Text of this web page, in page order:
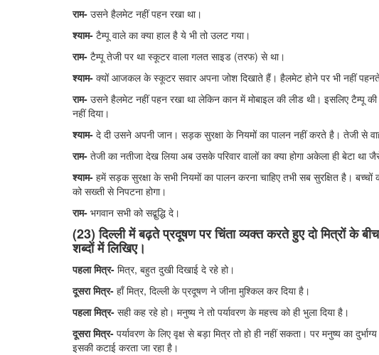
राम- उसने हैलमेट नहीं पहन रखा था।
श्याम- टैम्पू वाले का क्या हाल है ये भी तो उलट गया।
राम- टैम्पू तेजी पर था स्कूटर वाला गलत साइड (तरफ) से था।
श्याम- क्यों आजकल के स्कूटर सवार अपना जोश दिखाते हैं। हैलमेट होने पर भी नहीं
राम- उसने हैलमेट नहीं पहन रखा था लेकिन कान में मोबाइल की लीड थी। इसलिए टैम्पू
नहीं दिया।
श्याम- दे दी उसने अपनी जान। सड़क सुरक्षा के नियमों का पालन नहीं करते है। तेजी से
राम- तेजी का नतीजा देख लिया अब उसके परिवार वालों का क्या होगा अकेला ही बेटा था
श्याम- हमें सड़क सुरक्षा के सभी नियमों का पालन करना चाहिए तभी सब सुरक्षित है। बच्चों
को सख्ती से निपटना होगा।
राम- भगवान सभी को सद्बुद्धि दे।
(23) दिल्ली में बढ़ते प्रदूषण पर चिंता व्यक्त करते हुए दो मित्रों के
शब्दों में लिखिए।
पहला मित्र- मित्र, बहुत दुखी दिखाई दे रहे हो।
दूसरा मित्र- हाँ मित्र, दिल्ली के प्रदूषण ने जीना मुश्किल कर दिया है।
पहला मित्र- सही कह रहे हो। मनुष्य ने तो पर्यावरण के महत्त्व को ही भुला दिया है।
दूसरा मित्र- पर्यावरण के लिए वृक्ष से बड़ा मित्र तो हो ही नहीं सकता। पर मनुष्य का
इसकी कटाई करता जा रहा है।